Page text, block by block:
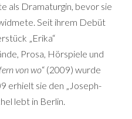
als Dramaturgin, bevor sie
Seit ihrem Debüt
„Erika“
Prosa, Hörspiele und
von wo“ (2009) wurde
erhielt sie den „Joseph-
lebt in Berlin.